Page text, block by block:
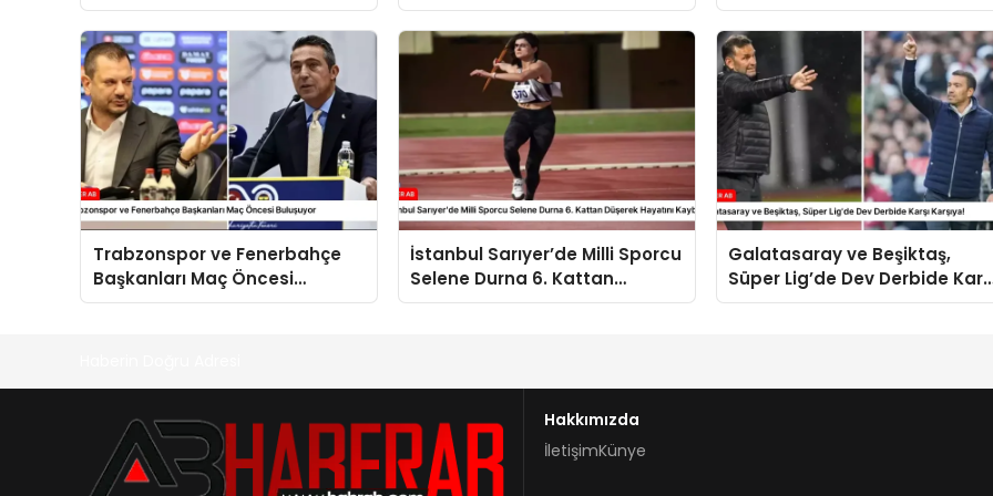
Fatih Tekke Görevinden Ayrıldı
Anlaşmalarımız Helal Kazanç
Kaynaklı”
Getirdi
Trabzonspor ve Fenerbahçe
Başkanları Maç Öncesi
Buluşuyor
İstanbul Sarıyer’de Milli Sporcu
Selene Durna 6. Kattan
Düşerek Hayatını Kaybetti
Galatasaray ve Beşiktaş,
Süper Lig’de Dev Derbide
Karşıya!
Hakkımızda
İletişimKünye